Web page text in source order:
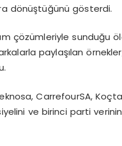
dönüştüğünü gösterdi.
çözümleriyle sunduğu
paylaşılan
CarrefourSA,
ve birinci parti